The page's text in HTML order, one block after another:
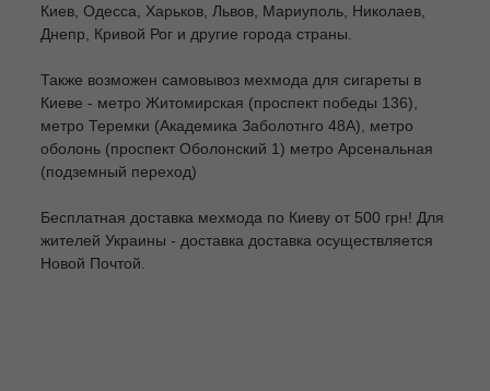
Киев, Одесса, Харьков, Львов, Мариуполь, Николаев,
Днепр, Кривой Рог и другие города страны.
Также возможен самовывоз мехмода для сигареты в
Киеве - метро Житомирская (проспект победы 136),
метро Теремки (Академика Заболотнго 48А), метро
оболонь (проспект Оболонский 1) метро Арсенальная
(подземный переход)
Бесплатная доставка мехмода по Киеву от 500 грн! Для
жителей Украины - доставка доставка осуществляется
Новой Почтой.